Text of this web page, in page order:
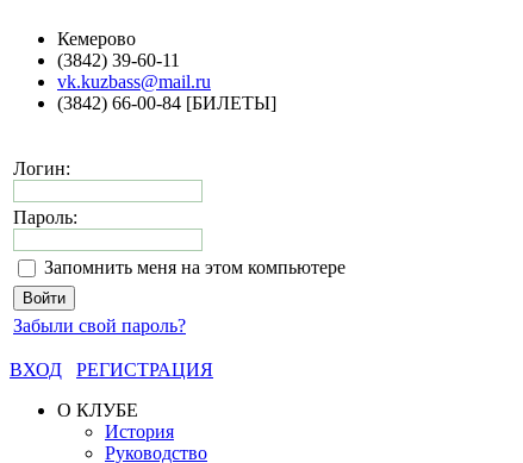
Кемерово
(3842) 39-60-11
vk.kuzbass@mail.ru
(3842) 66-00-84 [БИЛЕТЫ]
Логин:
Пароль:
Запомнить меня на этом компьютере
Забыли свой пароль?
ВХОД
РЕГИСТРАЦИЯ
О КЛУБЕ
История
Руководство